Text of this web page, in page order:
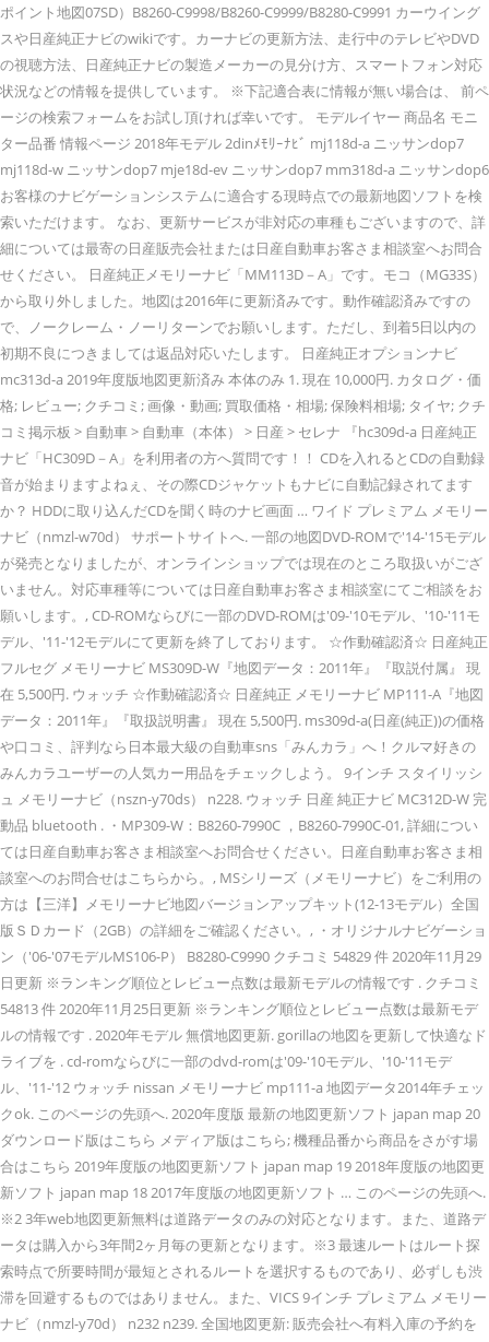
ポイント地図07SD）B8260-C9998/B8260-C9999/B8280-C9991 カーウイング
スや日産純正ナビのwikiです。カーナビの更新方法、走行中のテレビやDVD
の視聴方法、日産純正ナビの製造メーカーの見分け方、スマートフォン対応
状況などの情報を提供しています。 ※下記適合表に情報が無い場合は、 前ペ
ージの検索フォームをお試し頂ければ幸いです。 モデルイヤー 商品名 モニ
ター品番 情報ページ 2018年モデル 2dinﾒﾓﾘｰﾅﾋﾞ mj118d-a ニッサンdop7
mj118d-w ニッサンdop7 mje18d-ev ニッサンdop7 mm318d-a ニッサンdop6
お客様のナビゲーションシステムに適合する現時点での最新地図ソフトを検
索いただけます。 なお、更新サービスが非対応の車種もございますので、詳
細については最寄の日産販売会社または日産自動車お客さま相談室へお問合
せください。 日産純正メモリーナビ「MM113D－A」です。モコ（MG33S）
から取り外しました。地図は2016年に更新済みです。動作確認済みですの
で、ノークレーム・ノーリターンでお願いします。ただし、到着5日以内の
初期不良につきましては返品対応いたします。 日産純正オプションナビ
mc313d-a 2019年度版地図更新済み 本体のみ 1. 現在 10,000円. カタログ・価
格; レビュー; クチコミ; 画像・動画; 買取価格・相場; 保険料相場; タイヤ; クチ
コミ掲示板 > 自動車 > 自動車（本体） > 日産 > セレナ 『hc309d-a 日産純正
ナビ「HC309D－A」を利用者の方へ質問です！！ CDを入れるとCDの自動録
音が始まりますよねぇ、その際CDジャケットもナビに自動記録されてます
か？ HDDに取り込んだCDを聞く時のナビ画面 … ワイド プレミアム メモリー
ナビ（nmzl-w70d） サポートサイトへ. 一部の地図DVD-ROMで'14-'15モデル
が発売となりましたが、オンラインショップでは現在のところ取扱いがござ
いません。対応車種等については日産自動車お客さま相談室にてご相談をお
願いします。, CD-ROMならびに一部のDVD-ROMは'09-'10モデル、'10-'11モ
デル、'11-'12モデルにて更新を終了しております。 ☆作動確認済☆ 日産純正
フルセグ メモリーナビ MS309D-W『地図データ：2011年』『取説付属』 現
在 5,500円. ウォッチ ☆作動確認済☆ 日産純正 メモリーナビ MP111-A『地図
データ：2011年』『取扱説明書』 現在 5,500円. ms309d-a(日産(純正))の価格
や口コミ、評判なら日本最大級の自動車sns「みんカラ」へ！クルマ好きの
みんカラユーザーの人気カー用品をチェックしよう。 9インチ スタイリッシ
ュ メモリーナビ（nszn-y70ds） n228. ウォッチ 日産 純正ナビ MC312D-W 完
動品 bluetooth . ・MP309-W：B8260-7990C ，B8260-7990C-01, 詳細につい
ては日産自動車お客さま相談室へお問合せください。日産自動車お客さま相
談室へのお問合せはこちらから。, MSシリーズ（メモリーナビ）をご利用の
方は【三洋】メモリーナビ地図バージョンアップキット(12-13モデル）全国
版ＳＤカード（2GB）の詳細をご確認ください。, ・オリジナルナビゲーショ
ン（'06-'07モデルMS106-P） B8280-C9990 クチコミ 54829 件 2020年11月29
日更新 ※ランキング順位とレビュー点数は最新モデルの情報です . クチコミ
54813 件 2020年11月25日更新 ※ランキング順位とレビュー点数は最新モデ
ルの情報です . 2020年モデル 無償地図更新. gorillaの地図を更新して快適なド
ライブを . cd-romならびに一部のdvd-romは'09-'10モデル、'10-'11モデ
ル、'11-'12 ウォッチ nissan メモリーナビ mp111-a 地図データ2014年チェッ
クok. このページの先頭へ. 2020年度版 最新の地図更新ソフト japan map 20
ダウンロード版はこちら メディア版はこちら; 機種品番から商品をさがす場
合はこちら 2019年度版の地図更新ソフト japan map 19 2018年度版の地図更
新ソフト japan map 18 2017年度版の地図更新ソフト … このページの先頭へ.
※2 3年web地図更新無料は道路データのみの対応となります。また、道路デ
ータは購入から3年間2ヶ月毎の更新となります。※3 最速ルートはルート探
索時点で所要時間が最短とされるルートを選択するものであり、必ずしも渋
滞を回避するものではありません。また、VICS 9インチ プレミアム メモリー
ナビ（nmzl-y70d） n232 n239. 全国地図更新: 販売会社へ有料入庫の予約を